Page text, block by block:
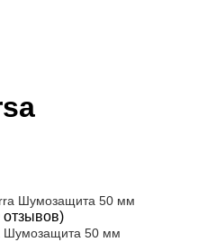
отзывов)
Шумозащита 50 мм